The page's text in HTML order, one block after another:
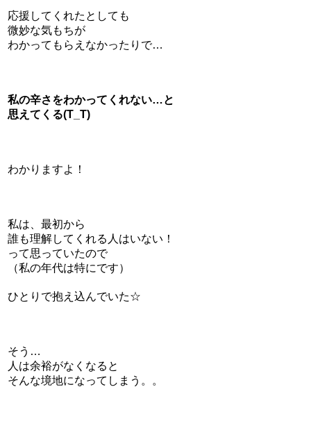
応援してくれたとしても
微妙な気もちが
わかってもらえなかったりで…
私の辛さをわかってくれない…と
思えてくる(T_T)
わかりますよ！
私は、最初から
誰も理解してくれる人はいない！
って思っていたので
（私の年代は特にです）
ひとりで抱え込んでいた☆
そう…
人は余裕がなくなると
そんな境地になってしまう。。